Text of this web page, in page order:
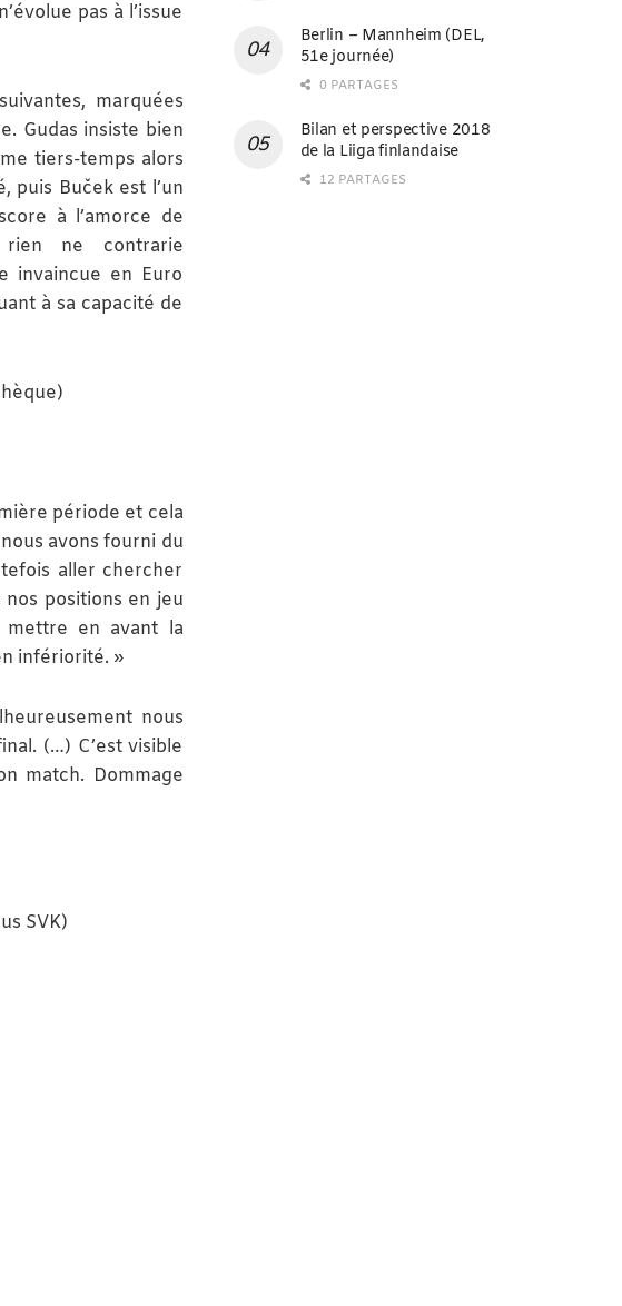
pas à l’issue
marquées
Gudas insiste bien
tiers-temps alors
puis Buček est l’un
à l’amorce de
rien ne contrarie
invaincue en Euro
à sa capacité de
période et cela
avons fourni du
aller chercher
positions en jeu
mettre en avant la
infériorité. »
nous
(…) C’est visible
match. Dommage
SVK)
Berlin – Mannheim (DEL,
51e journée)
0 PARTAGES
Bilan et perspective 2018
de la Liiga finlandaise
12 PARTAGES